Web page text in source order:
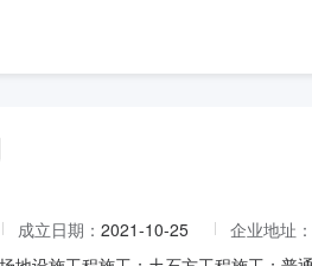
成立日期： 2021-10-25 企业地址：